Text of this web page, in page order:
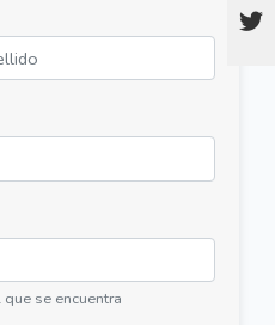
se encuentra